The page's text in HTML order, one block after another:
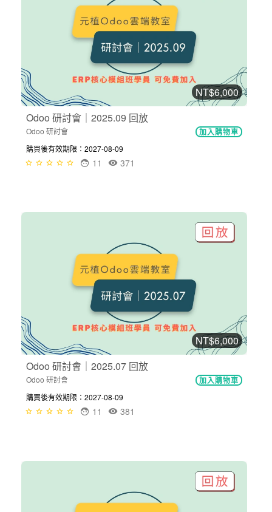
NT$6,000
Odoo 研討會｜2025.09 回放
Odoo 研討會 加入購物車
購買後有效期限：2027-08-09
371
11
NT$6,000
Odoo 研討會｜2025.07 回放
Odoo 研討會 加入購物車
購買後有效期限：2027-08-09
381
11